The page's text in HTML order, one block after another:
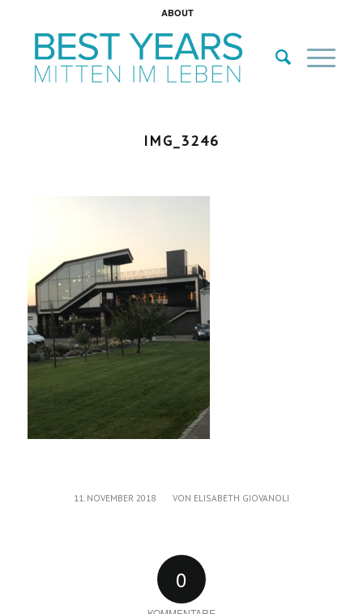
ABOUT
IMG_3246
11. NOVEMBER 2018
/ VON ELISABETH GIOVANOLI
0